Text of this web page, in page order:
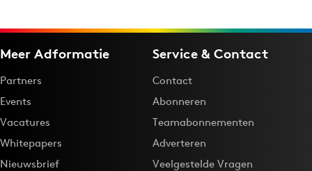
Meer Adformatie
Partners
Events
Vacatures
Whitepapers
Nieuwsbrief
Service & Contact
Contact
Abonneren
Teamabonnementen
Adverteren
Veelgestelde Vragen